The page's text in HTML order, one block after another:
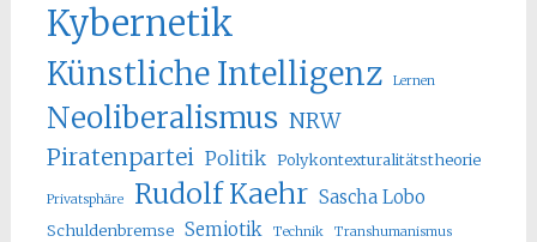
Kybernetik
Künstliche Intelligenz Lernen
Neoliberalismus NRW
Piratenpartei Politik Polykontexturalitätstheorie
Privatsphäre Rudolf Kaehr Sascha Lobo
Schuldenbremse Semiotik Technik
Transhumanismus